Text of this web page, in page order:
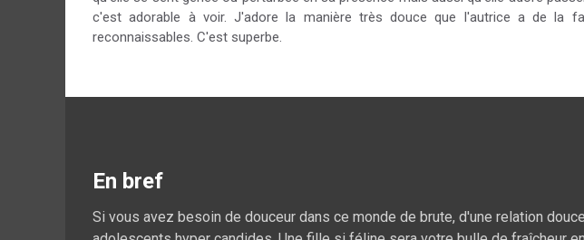
c'est adorable à voir. J'adore la manière très douce que l'autrice a de la
reconnaissables. C'est superbe.
En bref
Si vous avez besoin de douceur dans ce monde de brute, d'une relation